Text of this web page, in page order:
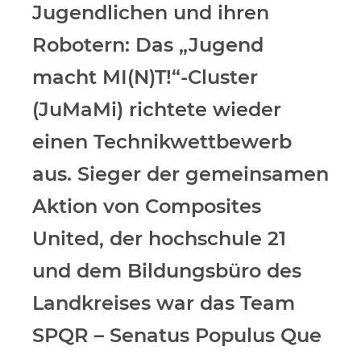
Jugendlichen und ihren
Robotern: Das „Jugend
macht MI(N)T!“-Cluster
(JuMaMi) richtete wieder
einen Technikwettbewerb
aus. Sieger der gemeinsamen
Aktion von Composites
United, der hochschule 21
und dem Bildungsbüro des
Landkreises war das Team
SPQR – Senatus Populus Que